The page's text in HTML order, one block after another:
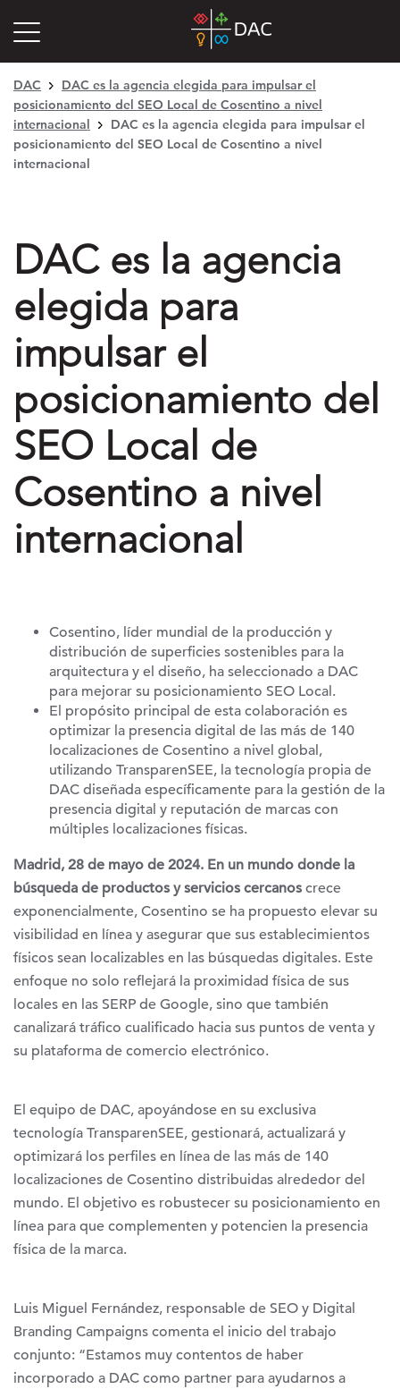
DAC
DAC es la agencia elegida para impulsar el
posicionamiento del SEO Local de Cosentino a nivel
internacional
DAC es la agencia elegida para impulsar el
posicionamiento del SEO Local de Cosentino a nivel
internacional
DAC es la agencia
elegida para
impulsar el
posicionamiento del
SEO Local de
Cosentino a nivel
internacional
Cosentino, líder mundial de la producción y
distribución de superficies sostenibles para la
arquitectura y el diseño, ha seleccionado a DAC
para mejorar su posicionamiento SEO Local.
El propósito principal de esta colaboración es
optimizar la presencia digital de las más de 140
localizaciones de Cosentino a nivel global,
utilizando TransparenSEE, la tecnología propia de
DAC diseñada específicamente para la gestión de la
presencia digital y reputación de marcas con
múltiples localizaciones físicas.
Madrid, 28 de mayo de 2024. En un mundo donde la
búsqueda de productos y servicios cercanos crece
exponencialmente, Cosentino se ha propuesto elevar su
visibilidad en línea y asegurar que sus establecimientos
físicos sean localizables en las búsquedas digitales. Este
enfoque no solo reflejará la proximidad física de sus
locales en las SERP de Google, sino que también
canalizará tráfico cualificado hacia sus puntos de venta y
su plataforma de comercio electrónico.
El equipo de DAC, apoyándose en su exclusiva
tecnología TransparenSEE, gestionará, actualizará y
optimizará los perfiles en línea de las más de 140
localizaciones de Cosentino distribuidas alrededor del
mundo. El objetivo es robustecer su posicionamiento en
línea para que complementen y potencien la presencia
física de la marca.
Luis Miguel Fernández, responsable de SEO y Digital
Branding Campaigns comenta el inicio del trabajo
conjunto: “Estamos muy contentos de haber
incorporado a DAC como partner para ayudarnos a